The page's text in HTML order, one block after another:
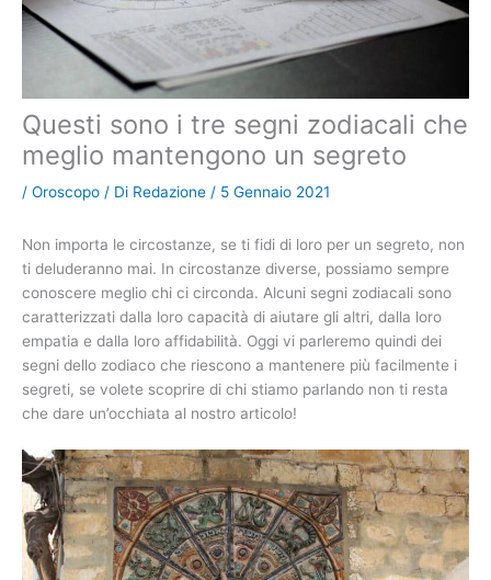
Questi sono i tre segni zodiacali che
meglio mantengono un segreto
/ Oroscopo / Di Redazione / 5 Gennaio 2021
Non importa le circostanze, se ti fidi di loro per un segreto, non
ti deluderanno mai. In circostanze diverse, possiamo sempre
conoscere meglio chi ci circonda. Alcuni segni zodiacali sono
caratterizzati dalla loro capacità di aiutare gli altri, dalla loro
empatia e dalla loro affidabilità. Oggi vi parleremo quindi dei
segni dello zodiaco che riescono a mantenere più facilmente i
segreti, se volete scoprire di chi stiamo parlando non ti resta
che dare un’occhiata al nostro articolo!